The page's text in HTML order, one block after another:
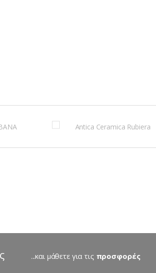
...και μάθετε για τις προσφορές